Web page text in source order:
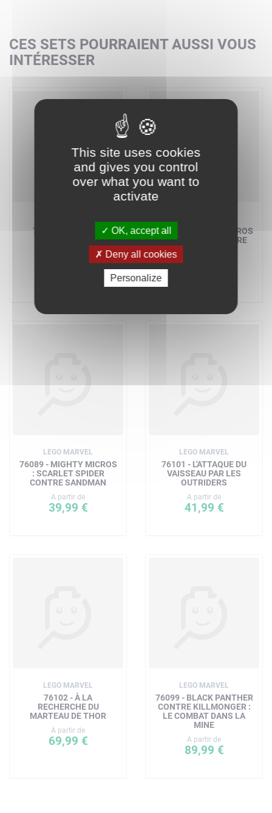
CES SETS POURRAIENT AUSSI VOUS
INTÉRESSER
76345 - BUSTE DU
DOCTEUR DOOM
76090 - MIGHTY MICROS
: STAR-LORD CONTRE
LEGO MARVEL
76089 - MIGHTY MICROS
: SCARLET SPIDER
CONTRE SANDMAN
A partir de
39,99 €
LEGO MARVEL
76101 - L'ATTAQUE DU
VAISSEAU PAR LES
OUTRIDERS
A partir de
41,99 €
LEGO MARVEL
76102 - À LA
RECHERCHE DU
MARTEAU DE THOR
A partir de
69,99 €
LEGO MARVEL
76099 - BLACK PANTHER
CONTRE KILLMONGER :
LE COMBAT DANS LA
MINE
A partir de
89,99 €
This site uses cookies
and gives you control
over what you want to
activate
OK, accept all
Deny all cookies
Personalize